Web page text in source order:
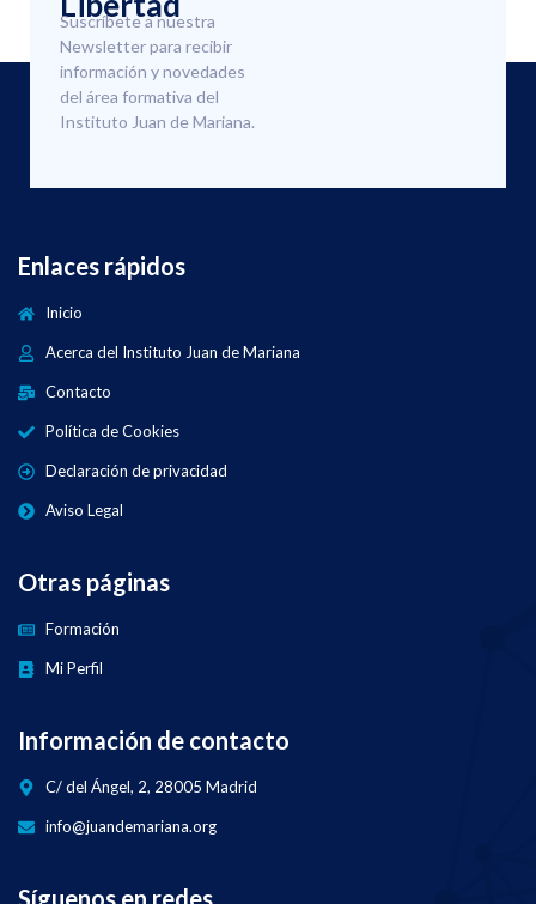
Suscríbete a nuestra
Newsletter para recibir
información y novedades
del área formativa del
Instituto Juan de Mariana.
Enlaces rápidos
Inicio
Acerca del Instituto Juan de Mariana
Contacto
Política de Cookies
Declaración de privacidad
Aviso Legal
Otras páginas
Formación
Mi Perfil
Información de contacto
C/ del Ángel, 2, 28005 Madrid
info@juandemariana.org